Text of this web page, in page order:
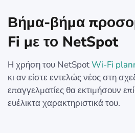
Βήμα-βήμα
Fi με το NetSpot
Η χρήση του NetSpotWi-Fi
κι αν είστε εντελώς νέος στη
επαγγελματίες θα εκτιμήσουν
ευέλικτα χαρακτηριστικά του.